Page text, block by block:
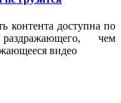
контента доступна по
чем
видео